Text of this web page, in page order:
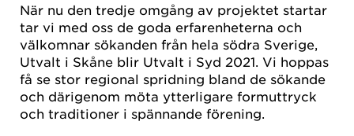
När nu den tredje omgång av projektet startar
tar vi med oss de goda erfarenheterna och
välkomnar sökanden från hela södra Sverige,
Utvalt i Skåne blir Utvalt i Syd 2021. Vi hoppas
få se stor regional spridning bland de sökande
och därigenom möta ytterligare formuttryck
och traditioner i spännande förening.